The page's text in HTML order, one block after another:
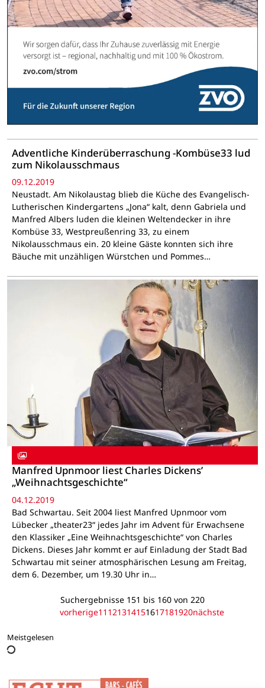
Adventliche Kinderüberraschung -Kombüse33 lud
zum Nikolausschmaus
09.12.2019
Neustadt. Am Nikolaustag blieb die Küche des Evangelisch-
Lutherischen Kindergartens „Jona“ kalt, denn Gabriela und
Manfred Albers luden die kleinen Weltendecker in ihre
Kombüse 33, Westpreußenring 33, zu einem
Nikolausschmaus ein. 20 kleine Gäste konnten sich ihre
Bäuche mit unzähligen Würstchen und Pommes…
Manfred Upnmoor liest Charles Dickens’
„Weihnachtsgeschichte“
04.12.2019
Bad Schwartau. Seit 2004 liest Manfred Upnmoor vom
Lübecker „theater23“ jedes Jahr im Advent für Erwachsene
den Klassiker „Eine Weihnachtsgeschichte“ von Charles
Dickens. Dieses Jahr kommt er auf Einladung der Stadt Bad
Schwartau mit seiner atmosphärischen Lesung am Freitag,
dem 6. Dezember, um 19.30 Uhr in…
Suchergebnisse 151 bis 160 von 220
vorherige11 121314151617181920nächste
Meistgelesen